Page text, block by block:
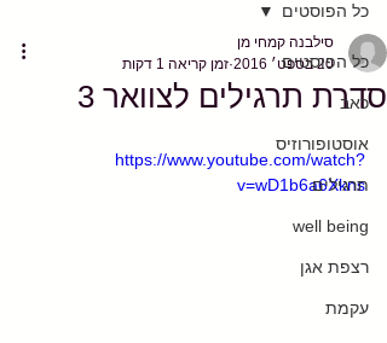
כל הפוסטים
כאב
אוסטופורוזיס
תרגילים
well being
רצפת אגן
עקמת
כל הפוסטים
סדרת תרגילים לצוואר 3
סילבנה קמחי מן
20 בספט׳ 2016
זמן קריאה 1 דקות
https://www.youtube.com/watch?
v=wD1b6a6Xkns